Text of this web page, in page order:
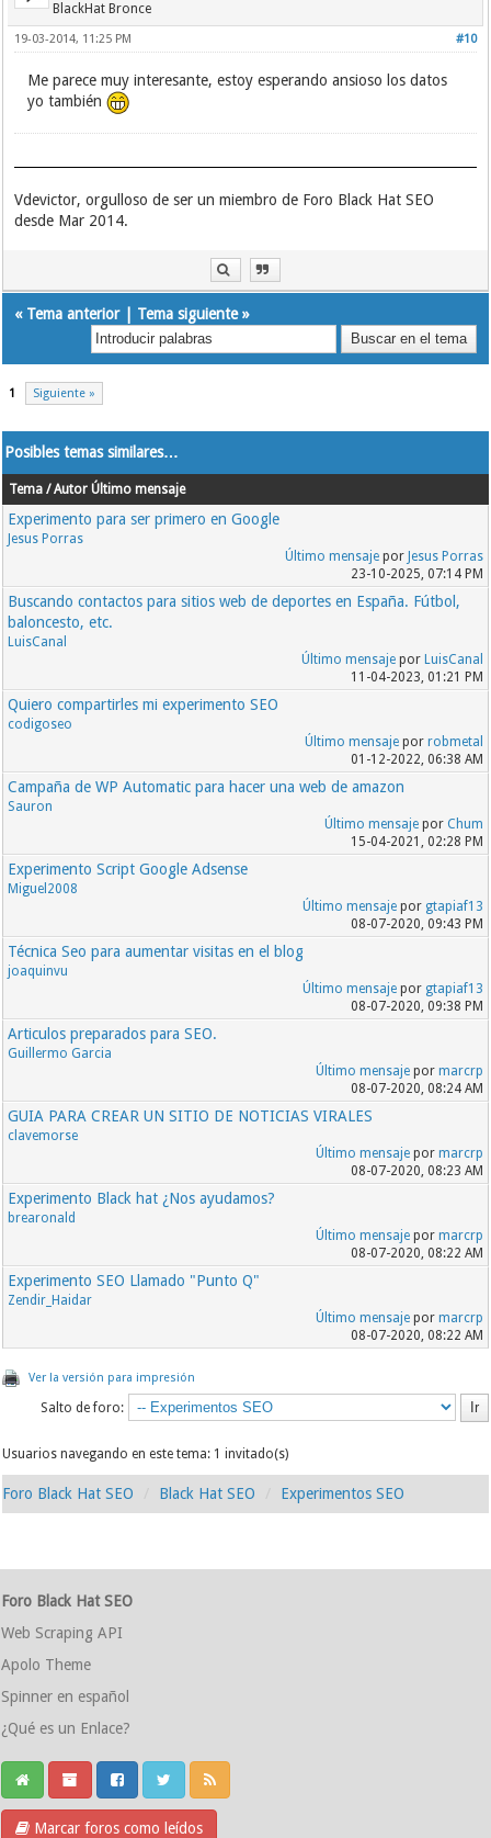
BlackHat Bronce
#10
19-03-2014, 11:25 PM
Me parece muy interesante, estoy esperando ansioso los datos
yo también
Vdevictor, orgulloso de ser un miembro de Foro Black Hat SEO
desde Mar 2014.
« Tema anterior| Tema siguiente»
1 Siguiente »
Posibles temas similares…
Tema / Autor Último mensaje
Experimento para ser primero en Google
Jesus Porras
Último mensajepor Jesus Porras
23-10-2025, 07:14 PM
Buscando contactos para sitios web de deportes en España. Fútbol,
baloncesto, etc.
LuisCanal
Último mensajepor LuisCanal
11-04-2023, 01:21 PM
Quiero compartirles mi experimento SEO
codigoseo
Último mensajepor robmetal
01-12-2022, 06:38 AM
Campaña de WP Automatic para hacer una web de amazon
Sauron
Último mensajepor Chum
15-04-2021, 02:28 PM
Experimento Script Google Adsense
Miguel2008
Último mensajepor gtapiaf13
08-07-2020, 09:43 PM
Técnica Seo para aumentar visitas en el blog
joaquinvu
Último mensajepor gtapiaf13
08-07-2020, 09:38 PM
Articulos preparados para SEO.
Guillermo Garcia
Último mensajepor marcrp
08-07-2020, 08:24 AM
GUIA PARA CREAR UN SITIO DE NOTICIAS VIRALES
clavemorse
Último mensajepor marcrp
08-07-2020, 08:23 AM
Experimento Black hat ¿Nos ayudamos?
brearonald
Último mensajepor marcrp
08-07-2020, 08:22 AM
Experimento SEO Llamado "Punto Q"
Zendir_Haidar
Último mensajepor marcrp
08-07-2020, 08:22 AM
Ver la versión para impresión
Salto de foro:
Usuarios navegando en este tema: 1 invitado(s)
Foro Black Hat SEO Black Hat SEO Experimentos SEO
Foro Black Hat SEO
Web Scraping API
Apolo Theme
Spinner en español
¿Qué es un Enlace?
Marcar foros como leídos